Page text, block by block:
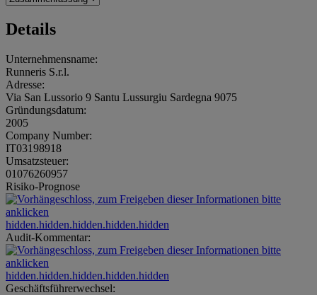
Details
Unternehmensname:
Runneris S.r.l.
Adresse:
Via San Lussorio 9 Santu Lussurgiu Sardegna 9075
Gründungsdatum:
2005
Company Number:
IT03198918
Umsatzsteuer:
01076260957
Risiko-Prognose
hidden.hidden.hidden.hidden.hidden
Audit-Kommentar:
hidden.hidden.hidden.hidden.hidden
Geschäftsführerwechsel: